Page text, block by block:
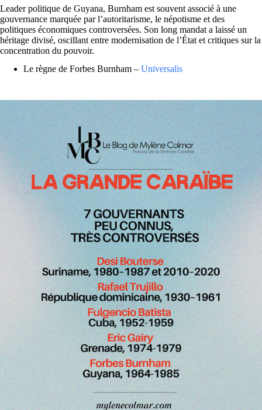
Leader politique de Guyana, Burnham est souvent associé à une
gouvernance marquée par l’autoritarisme, le népotisme et des
politiques économiques controversées. Son long mandat a laissé un
héritage divisé, oscillant entre modernisation de l’État et critiques sur la
concentration du pouvoir.
Le règne de Forbes Burnham – Universalis